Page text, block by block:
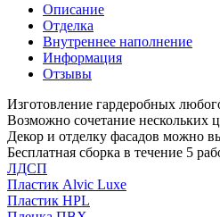
Описание
Отделка
Внутреннее наполнение
Информация
Отзывы
Изготовление гардеробных
Возможно сочетание нескольких
Декор и отделку фасадов можно
Бесплатная сборка в течение 5
ЛДСП
Пластик Alvic Luxe
Пластик HPL